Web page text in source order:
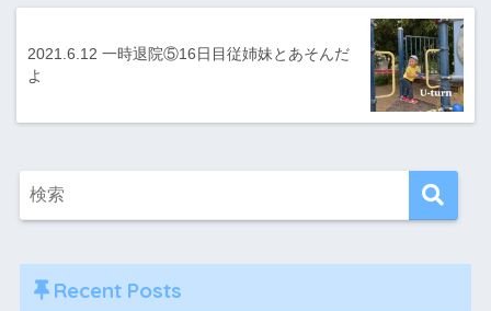
2021.6.12 一時退院⑤16日目従姉妹とあそんだ
よ
Recent Posts